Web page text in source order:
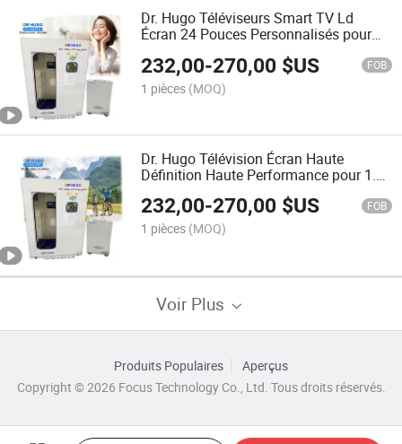
Dr. Hugo Téléviseurs Smart TV Ld
Écran 24 Pouces Personnalisés pour
Oxygène Hyperbare
232,00-270,00 $US FOB
1 pièces (MOQ)
Dr. Hugo Télévision Écran Haute
Définition Haute Performance pour 1.5
ATA 2 ATA Chambre Hyperbare
d'Oxygène Machine de Thérapie Hbot
232,00-270,00 $US FOB
1 pièces (MOQ)
Voir Plus
Produits Populaires
Aperçus
Copyright © 2026 Focus Technology Co., Ltd. Tous droits réservés.